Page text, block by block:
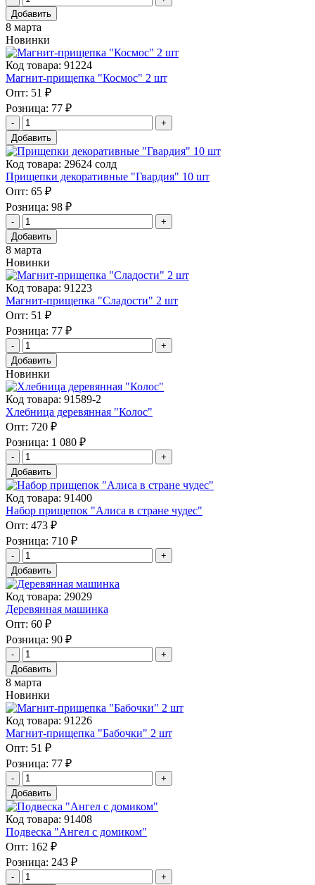
Добавить
8 марта
Новинки
Код товара: 91224
Магнит-прищепка "Космос" 2 шт
Опт: 51 ₽
Розница: 77 ₽
Добавить
Код товара: 29624 солд
Прищепки декоративные "Гвардия" 10 шт
Опт: 65 ₽
Розница: 98 ₽
Добавить
8 марта
Новинки
Код товара: 91223
Магнит-прищепка "Сладости" 2 шт
Опт: 51 ₽
Розница: 77 ₽
Добавить
Новинки
Код товара: 91589-2
Хлебница деревянная "Колос"
Опт: 720 ₽
Розница: 1 080 ₽
Добавить
Код товара: 91400
Набор прищепок "Алиса в стране чудес"
Опт: 473 ₽
Розница: 710 ₽
Добавить
Код товара: 29029
Деревянная машинка
Опт: 60 ₽
Розница: 90 ₽
Добавить
8 марта
Новинки
Код товара: 91226
Магнит-прищепка "Бабочки" 2 шт
Опт: 51 ₽
Розница: 77 ₽
Добавить
Код товара: 91408
Подвеска "Ангел с домиком"
Опт: 162 ₽
Розница: 243 ₽